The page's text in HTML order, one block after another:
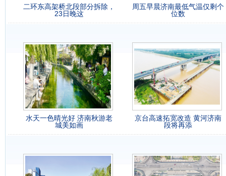
二环东高架桥北段部分拆除，
23日晚这
周五早晨济南最低气温仅剩个
位数
水天一色晴光好 济南秋游老
城美如画
京台高速拓宽改造 黄河济南
段将再添